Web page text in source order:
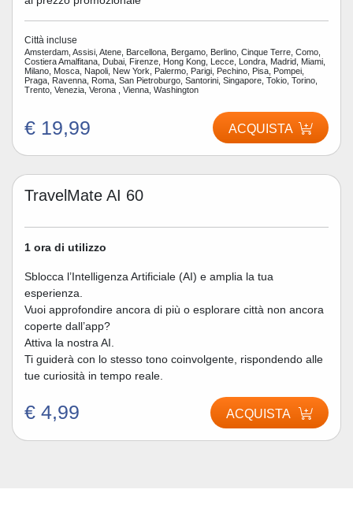
Città incluse
Amsterdam, Assisi, Atene, Barcellona, Bergamo, Berlino, Cinque Terre, Como,
Costiera Amalfitana, Dubai, Firenze, Hong Kong, Lecce, Londra, Madrid, Miami,
Milano, Mosca, Napoli, New York, Palermo, Parigi, Pechino, Pisa, Pompei,
Praga, Ravenna, Roma, San Pietroburgo, Santorini, Singapore, Tokio, Torino,
Trento, Venezia, Verona , Vienna, Washington
€ 19,99 ACQUISTA
TravelMate AI 60
1 ora di utilizzo
Sblocca l’Intelligenza Artificiale (AI) e amplia la tua
esperienza.
Vuoi approfondire ancora di più o esplorare città non ancora
coperte dall’app?
Attiva la nostra AI.
Ti guiderà con lo stesso tono coinvolgente, rispondendo alle
tue curiosità in tempo reale.
€ 4,99 ACQUISTA